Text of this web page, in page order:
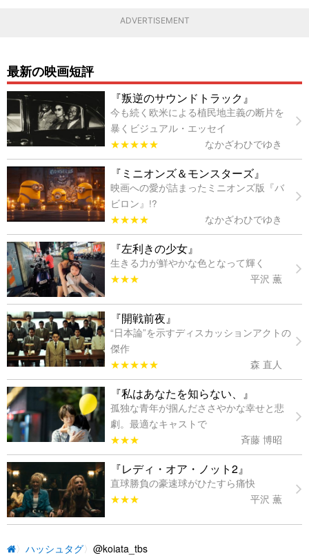
ADVERTISEMENT
最新の映画短評
『叛逆のサウンドトラック』
今も続く欧米による植民地主義の断片を
暴くビジュアル・エッセイ
★★★★★
なかざわひでゆき
『ミニオンズ＆モンスターズ』
映画への愛が詰まったミニオンズ版『バ
ビロン』!?
★★★★
なかざわひでゆき
『左利きの少女』
生きる力が鮮やかな色となって輝く
★★★
平沢 薫
『開戦前夜』
“日本論”を示すディスカッションアクトの
傑作
★★★★★
森 直人
『私はあなたを知らない、』
孤独な青年が掴んだささやかな幸せと悲
劇。最適なキャストで
★★★
斉藤 博昭
『レディ・オア・ノット2』
直球勝負の豪速球がひたすら痛快
★★★
平沢 薫
ハッシュタグ @koiata_tbs